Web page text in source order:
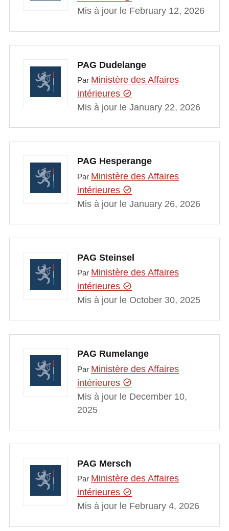
Mis à jour le February 12, 2026
PAG Dudelange
Par Ministère des Affaires
intérieures
Mis à jour le January 22, 2026
PAG Hesperange
Par Ministère des Affaires
intérieures
Mis à jour le January 26, 2026
PAG Steinsel
Par Ministère des Affaires
intérieures
Mis à jour le October 30, 2025
PAG Rumelange
Par Ministère des Affaires
intérieures
Mis à jour le December 10,
2025
PAG Mersch
Par Ministère des Affaires
intérieures
Mis à jour le February 4, 2026